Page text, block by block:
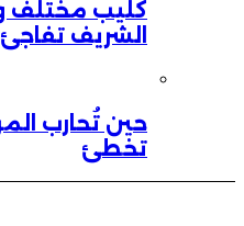
كليب مختلف
الشريف
حين تُحارب
تخطئ